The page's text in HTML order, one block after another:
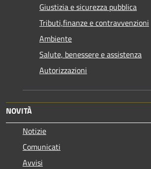
Giustizia e sicurezza pubblica
Tributi,finanze e contravvenzioni
Ambiente
Salute, benessere e assistenza
Autorizzazioni
NOVITÀ
Notizie
Comunicati
Avvisi